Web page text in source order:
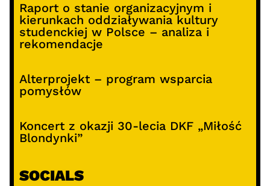
Raport o stanie organizacyjnym i
kierunkach oddziaływania kultury
studenckiej w Polsce – analiza i
rekomendacje
Alterprojekt – program wsparcia
pomysłów
Koncert z okazji 30-lecia DKF „Miłość
Blondynki”
SOCIALS